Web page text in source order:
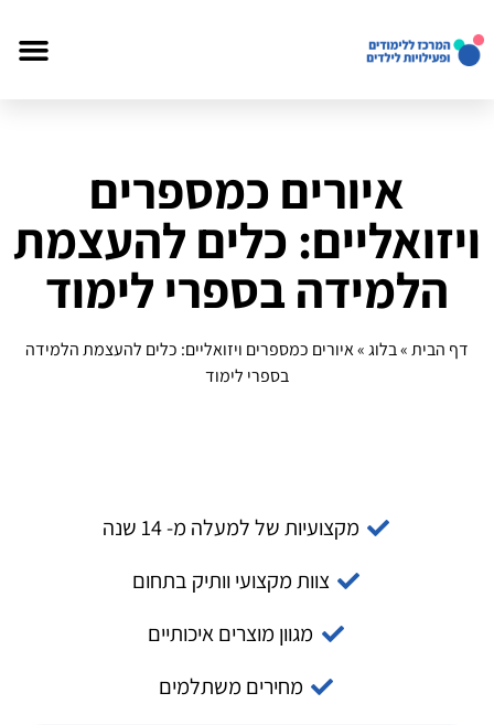
איורים כמספרים
ויזואליים: כלים להעצמת
הלמידה בספרי לימוד
דף הבית»בלוג»איורים כמספרים ויזואליים: כלים להעצמת הלמידה
בספרי לימוד
מקצועיות של למעלה מ- 14 שנה
צוות מקצועי וותיק בתחום
מגוון מוצרים איכותיים
מחירים משתלמים